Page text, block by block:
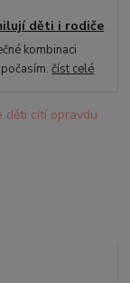
děti i rodiče
kombinaci
číst celé